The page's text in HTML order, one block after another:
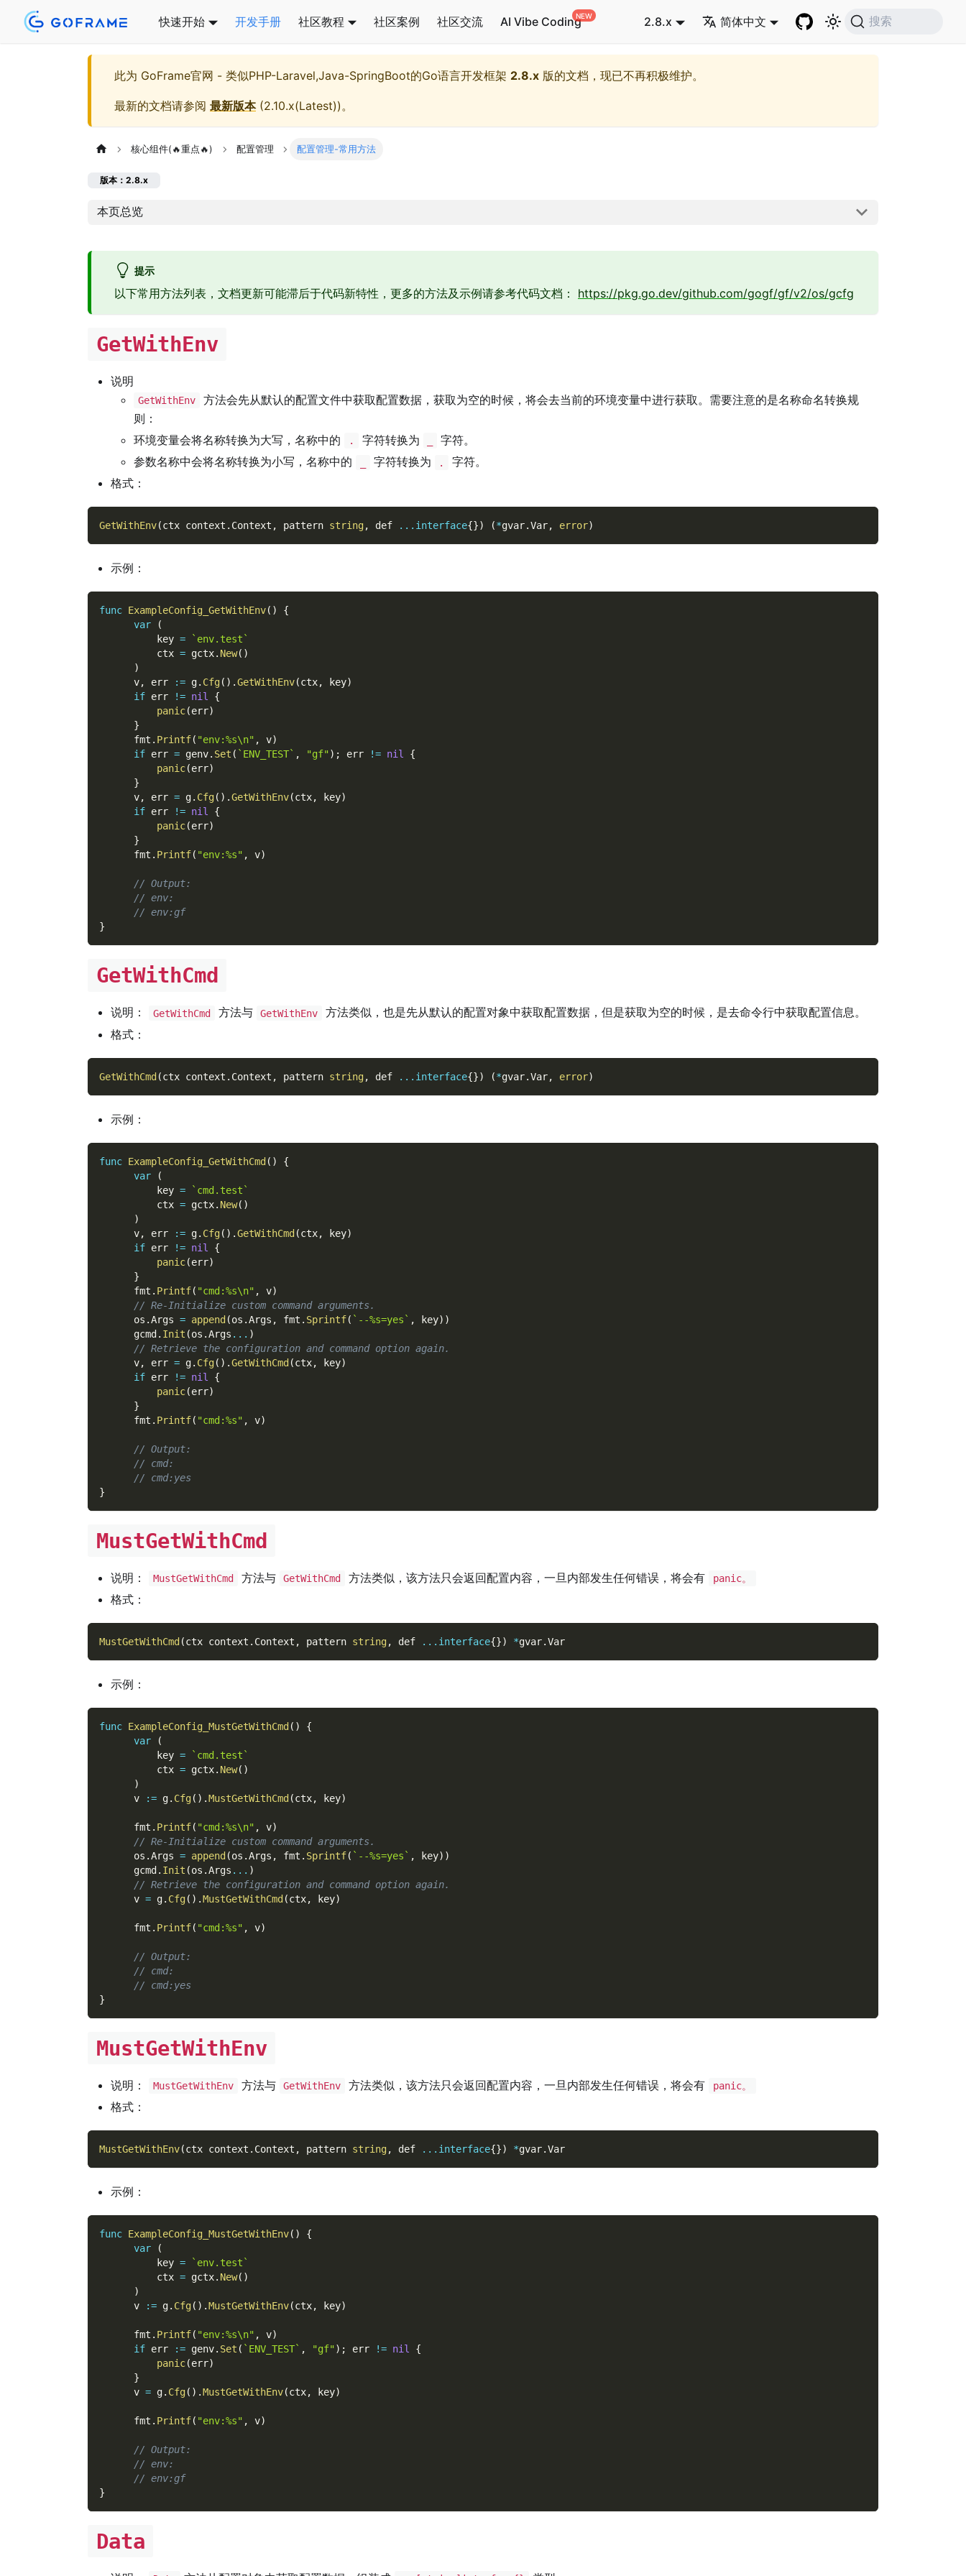
快速开始 开发手册 社区教程 社区案例 社区交流 AI Vibe Coding 2.8.x 简体中文 搜索
此为 GoFrame官网 - 类似PHP-Laravel,Java-SpringBoot的Go语言开发框架 2.8.x 版的文档，现已不再积极维护。
最新的文档请参阅 最新版本(2.10.x(Latest))。
核心组件(🔥重点🔥) 配置管理 配置管理-常用方法
版本：2.8.x
本页总览
提示
以下常用方法列表，文档更新可能滞后于代码新特性，更多的方法及示例请参考代码文档： https://pkg.go.dev/github.com/gogf/gf/v2/os/gcfg
GetWithEnv
说明
GetWithEnv
方法会先从默认的配置文件中获取配置数据，获取为空的时候，将会去当前的环境变量中进行获取。需要注意的是名称命名转换规
则：
环境变量会将名称转换为大写，名称中的
. 字符转换为
字符。
参数名称中会将名称转换为小写，名称中的
字符转换为 .
字符。
格式：
GetWithEnv(ctx context . Context , pattern string, def ... interface{}) (*gvar.Var, error)
示例：
func ExampleConfig_GetWithEnv( )
{
var
(
          key
=
`env.test`
          ctx
= gctx. New( )
)
      v
, err := g. Cfg( ) .GetWithEnv(ctx, key)
if err != nil
{
panic(err)
}
      fmt
. Printf( "env:%s\n" , v)
if err = genv. Set ( `ENV_TEST` , "gf") ; err != nil
{
panic(err)
}
      v
, err = g. Cfg( ) .GetWithEnv(ctx, key)
if err != nil
{
panic(err)
}
      fmt
. Printf( "env:%s" , v)
// Output:
// env:
// env:gf
}
GetWithCmd
说明： GetWithCmd 方法与 GetWithEnv
方法类似，也是先从默认的配置对象中获取配置数据，但是获取为空的时候，是去命令行中获取配置信息。
格式：
GetWithCmd(ctx context . Context , pattern string, def ... interface{}) (*gvar.Var, error)
示例：
func ExampleConfig_GetWithCmd( )
{
var
(
          key
=
`cmd.test`
          ctx
= gctx. New( )
)
      v
, err := g. Cfg( ) .GetWithCmd(ctx, key)
if err != nil
{
panic(err)
}
      fmt
. Printf( "cmd:%s\n" , v)
// Re-Initialize custom command arguments.
      os
.Args = append(os .Args , fmt . Sprintf( `--%s=yes` , key) )
      gcmd
. Init (os .Args ... )
// Retrieve the configuration and command option again.
      v
, err = g. Cfg( ) .GetWithCmd(ctx, key)
if err != nil
{
panic(err)
}
      fmt
. Printf( "cmd:%s" , v)
// Output:
// cmd:
// cmd:yes
}
MustGetWithCmd
说明： MustGetWithCmd 方法与 GetWithCmd 方法类似，该方法只会返回配置内容，一旦内部发生任何错误，将会有 panic。
格式：
MustGetWithCmd (ctx context . Context , pattern string, def ... interface{}) *gvar.Var
示例：
func ExampleConfig_MustGetWithCmd ( )
{
var
(
          key
=
`cmd.test`
          ctx
= gctx. New( )
)
      v
:= g. Cfg( ) .MustGetWithCmd (ctx, key)
      fmt
. Printf( "cmd:%s\n" , v)
// Re-Initialize custom command arguments.
      os
.Args = append (os .Args , fmt . Sprintf( `--%s=yes` , key) )
      gcmd
. Init (os .Args ... )
// Retrieve the configuration and command option again.
      v
= g. Cfg( ) .MustGetWithCmd (ctx, key)
      fmt
. Printf( "cmd:%s" , v)
// Output:
// cmd:
// cmd:yes
}
MustGetWithEnv
说明： MustGetWithEnv 方法与 GetWithEnv 方法类似，该方法只会返回配置内容，一旦内部发生任何错误，将会有 panic。
格式：
MustGetWithEnv(ctx context . Context , pattern string, def ... interface{}) *gvar.Var
示例：
func ExampleConfig_MustGetWithEnv( )
{
var
(
          key
=
`env.test`
          ctx
= gctx. New( )
)
      v
:= g. Cfg( ) .MustGetWithEnv(ctx, key)
      fmt
. Printf( "env:%s\n" , v)
if err := genv. Set ( `ENV_TEST` , "gf") ; err != nil
{
panic(err)
}
      v
= g. Cfg( ) .MustGetWithEnv(ctx, key)
      fmt
. Printf( "env:%s" , v)
// Output:
// env:
// env:gf
}
Data